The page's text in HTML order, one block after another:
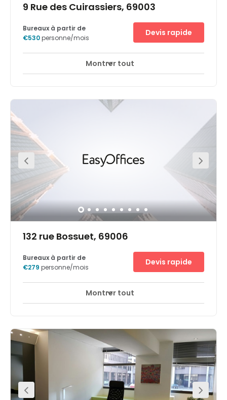
9 Rue des Cuirassiers, 69003
Accès 24 heures sur 24 Espaces de détente
futur site Wellio, à l’esprit Penthouse et loft new-yorkais,
sera un lieu stimulant propice au développement de vos
visiteurs un environnement mixte dynamique composé
de bureaux, commerces, services & espaces
paysagers.Lyon Part-Dieu, c’est aussi le plus grand
centre commercial de centre-ville d’Europe avec 240
commerces et restaurants.3 lignes de métro (A, B, D), 3
tramways (1, 3, 4), 16 lignes de bus et 25 stations Velo’V
desservent ce lieu incontournable du business lyonnais.
Bureaux à partir de
€530personne/mois
Devis rapide
Montrer tout
132 rue Bossuet, 69006
Surveillance CCTV 24 heures sur 24
travail. Tous les professionnels de Lyon s'arrachent déjà
les bureaux privés, salles de réunion et espaces
communs de ce superbe bâtiment. Rénovée récemment,
l'impressionnante façade en verre du bâtiment reflète
son intérieur contemporain, naturellement lumineux
grâce aux baies vitrées. Les toits-terrasses offrent une
vue idyllique sur la célèbre architecture de style
Renaissance de Lyon, en plus d'un espace
Bureaux à partir de
€279 personne/mois
Devis rapide
Montrer tout